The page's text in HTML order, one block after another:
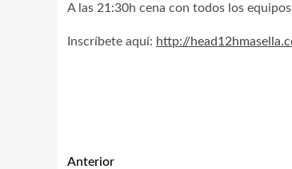
A las 21:30h cena con todos los equipos
Inscríbete aquí: http://
Anterior